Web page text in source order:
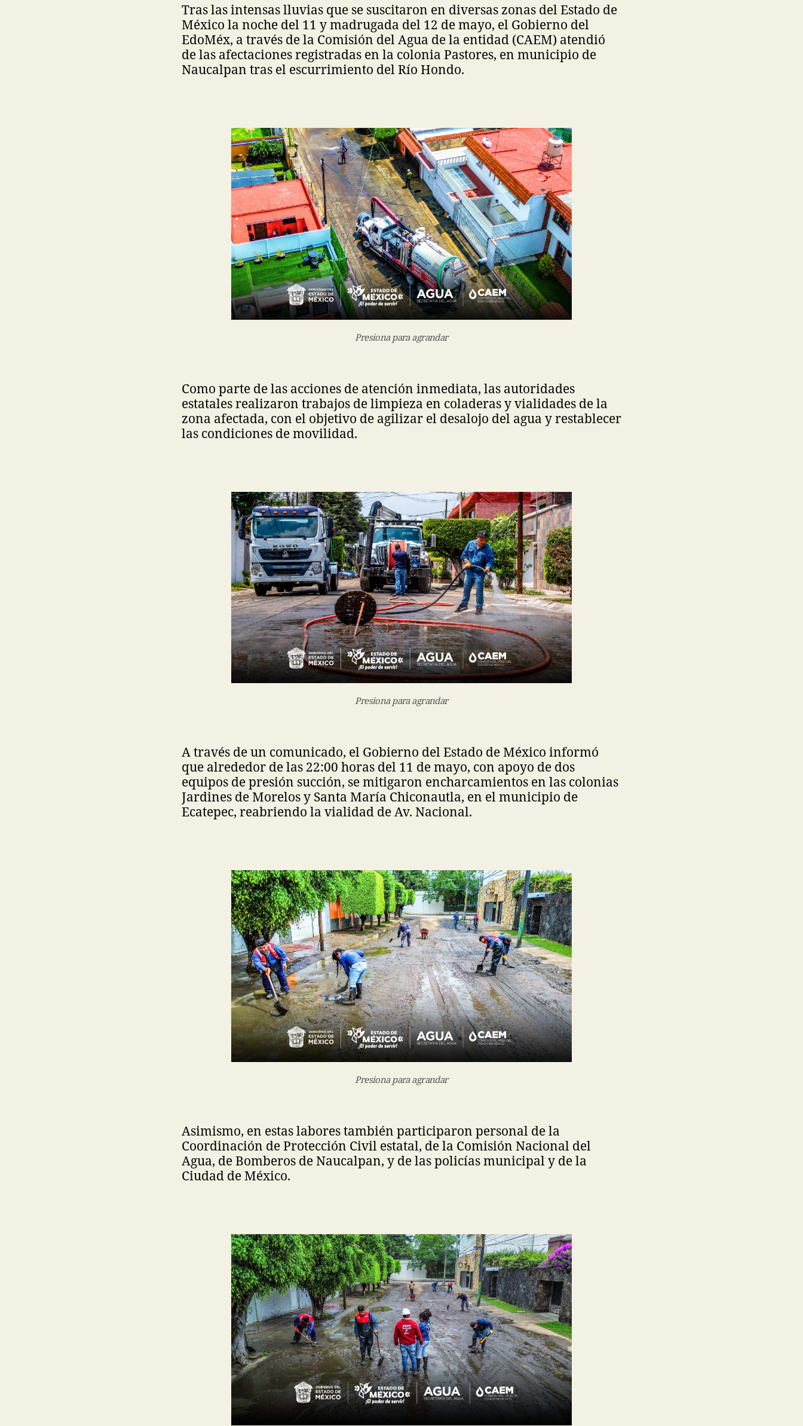
Tras las intensas lluvias que se suscitaron en diversas zonas del Estado de
México la noche del 11 y madrugada del 12 de mayo, el Gobierno del
EdoMéx, a través de la Comisión del Agua de la entidad (CAEM) atendió
de las afectaciones registradas en la colonia Pastores, en municipio de
Naucalpan tras el escurrimiento del Río Hondo.
Presiona para agrandar
Como parte de las acciones de atención inmediata, las autoridades
estatales realizaron trabajos de limpieza en coladeras y vialidades de la
zona afectada, con el objetivo de agilizar el desalojo del agua y restablecer
las condiciones de movilidad.
Presiona para agrandar
A través de un comunicado, el Gobierno del Estado de México informó
que alrededor de las 22:00 horas del 11 de mayo, con apoyo de dos
equipos de presión succión, se mitigaron encharcamientos en las colonias
Jardines de Morelos y Santa María Chiconautla, en el municipio de
Ecatepec, reabriendo la vialidad de Av. Nacional.
Presiona para agrandar
Asimismo, en estas labores también participaron personal de la
Coordinación de Protección Civil estatal, de la Comisión Nacional del
Agua, de Bomberos de Naucalpan, y de las policías municipal y de la
Ciudad de México.